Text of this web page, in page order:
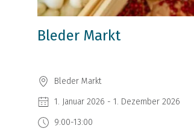
Bleder Markt
Bleder Markt
1. Januar 2026 - 1. Dezember 2026
9:00-13:00